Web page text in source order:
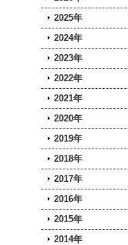
2025年
2024年
2023年
2022年
2021年
2020年
2019年
2018年
2017年
2016年
2015年
2014年